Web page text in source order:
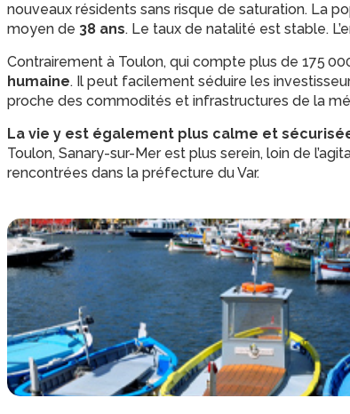
nouveaux résidents sans risque de saturation. La
moyen de 38 ans. Le taux de natalité est stable.
Contrairement à Toulon, qui compte plus de 175
humaine. Il peut facilement séduire les
proche des commodités et infrastructures de la
La vie y est également plus calme et
Toulon, Sanary-sur-Mer est plus serein, loin de
rencontrées dans la préfecture du Var.